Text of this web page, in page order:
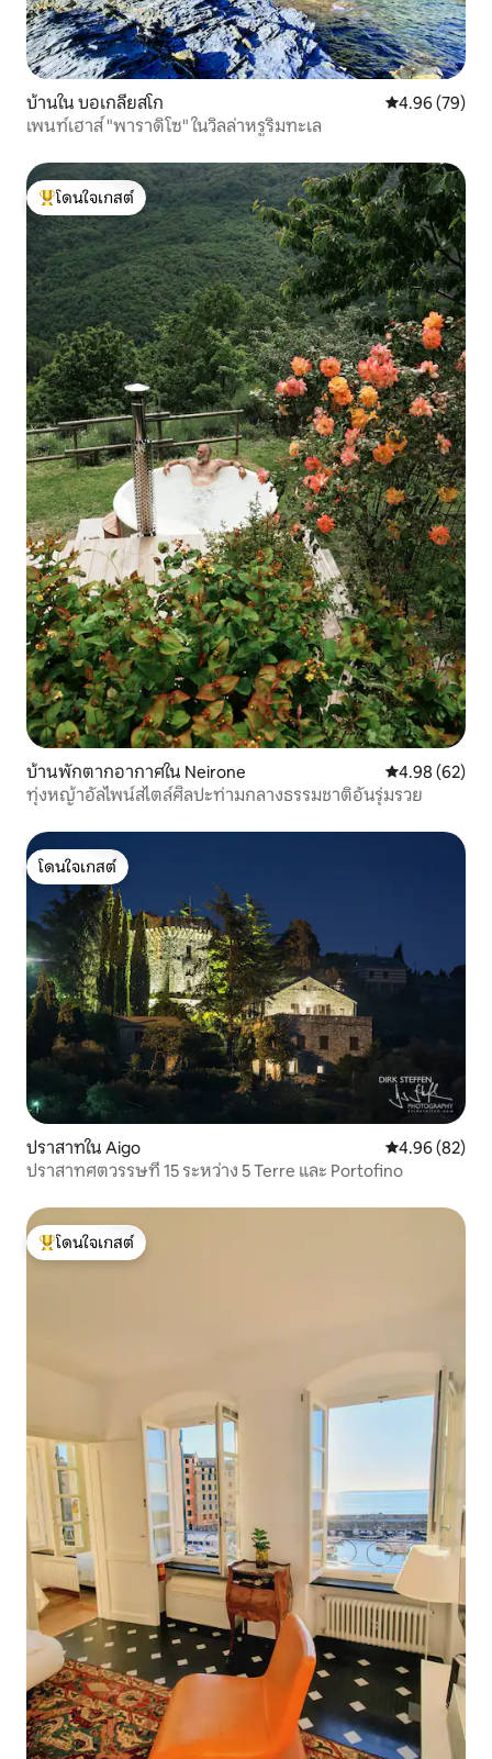
บ้านใน บอเกลียสโก คะแนนเฉลี่ย
4.96 (79)
เพนท์เฮาส์ "พาราดิโซ" ในวิลล่าหรูริมทะเล
โดนใจเกสต์ที่สุด
โดนใจเกสต์
บ้านพักตากอากาศใน Neirone คะแนนเฉลี่ย
4.98 (62)
ทุ่งหญ้าอัลไพน์สไตล์ศิลปะท่ามกลางธรรมชาติอันรุ่มรวย
โดนใจเกสต์
โดนใจเกสต์
ปราสาทใน Aigo คะแนนเฉลี่ย
4.96 (82)
ปราสาทศตวรรษที่ 15 ระหว่าง 5 Terre และ Portofino
โดนใจเกสต์ที่สุด
โดนใจเกสต์